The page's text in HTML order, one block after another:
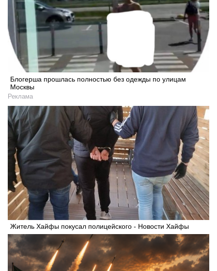
Блогерша прошлась полностью без одежды по улицам
Москвы
Реклама
Житель Хайфы покусал полицейского - Новости Хайфы